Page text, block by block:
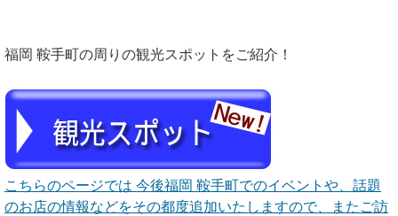
福岡 鞍手町の周りの観光スポットをご紹介！
こちらのページでは 今後福岡 鞍手町でのイベントや、話題
のお店の情報などをその都度追加いたしますので、またご訪